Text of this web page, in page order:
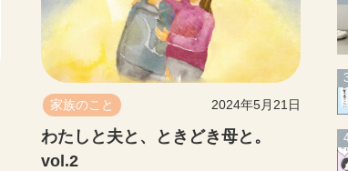
家族のこと 2024年5月21日
わたしと夫と、ときどき母と。
vol.2